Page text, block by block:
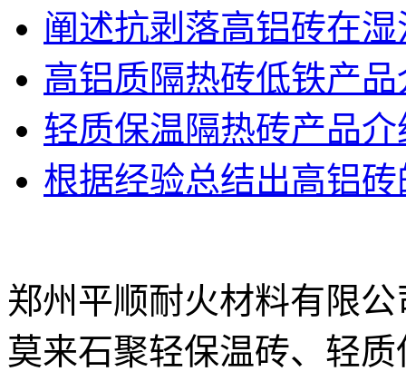
阐述抗剥落高铝砖在
高铝质隔热砖低铁产品
轻质保温隔热砖产品介
根据经验总结出高铝
郑州平顺耐火材料有限
莫来石聚轻保温砖、轻